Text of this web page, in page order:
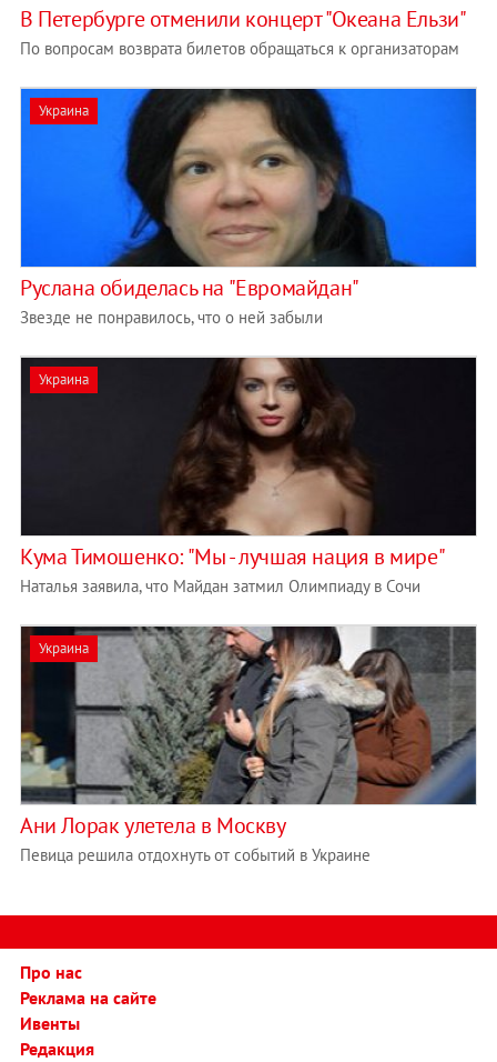
В Петербурге отменили концерт "Океана Ельзи"
По вопросам возврата билетов обращаться к организаторам
Украина
Руслана обиделась на "Евромайдан"
Звезде не понравилось, что о ней забыли
Украина
Кума Тимошенко: "Мы - лучшая нация в мире"
Наталья заявила, что Майдан затмил Олимпиаду в Сочи
Украина
Ани Лорак улетела в Москву
Певица решила отдохнуть от событий в Украине
Про нас
Реклама на сайте
Ивенты
Редакция